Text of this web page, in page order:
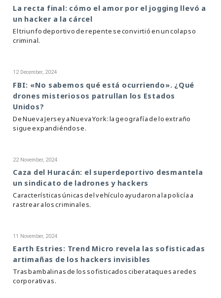
La recta final: cómo el amor por el jogging llevó a
un hacker a la cárcel
El triunfo deportivo de repente se convirtió en un colapso
criminal.
12 December, 2024
FBI: «No sabemos qué está ocurriendo». ¿Qué
drones misteriosos patrullan los Estados
Unidos?
De Nueva Jersey a Nueva York: la geografía de lo extraño
sigue expandiéndose.
22 November, 2024
Caza del Huracán: el superdeportivo desmantela
un sindicato de ladrones y hackers
Características únicas del vehículo ayudaron a la policía a
rastrear a los criminales.
11 November, 2024
Earth Estries: Trend Micro revela las sofisticadas
artimañas de los hackers invisibles
Tras bambalinas de los sofisticados ciberataques a redes
corporativas.